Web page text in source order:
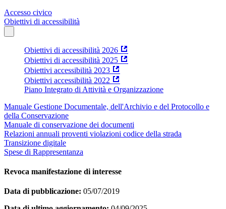
Accesso civico
Obiettivi di accessibilità
Obiettivi di accessibilità 2026
Obiettivi di accessibilità 2025
Obiettivi accessibilità 2023
Obiettivi accessibilità 2022
Piano Integrato di Attività e Organizzazione
Manuale Gestione Documentale, dell'Archivio e del Protocollo e
della Conservazione
Manuale di conservazione dei documenti
Relazioni annuali proventi violazioni codice della strada
Transizione digitale
Spese di Rappresentanza
Revoca manifestazione di interesse
Data di pubblicazione: 05/07/2019